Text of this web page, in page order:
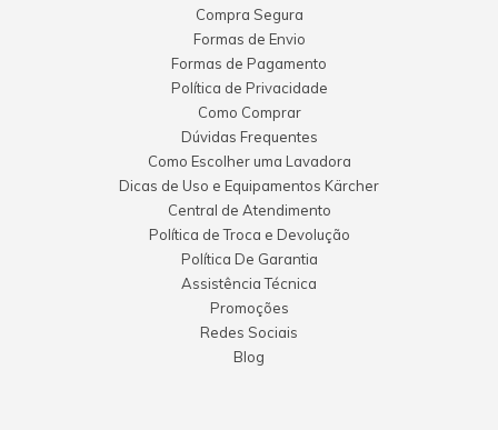
Compra Segura
Formas de Envio
Formas de Pagamento
Política de Privacidade
Como Comprar
Dúvidas Frequentes
Como Escolher uma Lavadora
Dicas de Uso e Equipamentos Kärcher
Central de Atendimento
Política de Troca e Devolução
Política De Garantia
Assistência Técnica
Promoções
Redes Sociais
Blog